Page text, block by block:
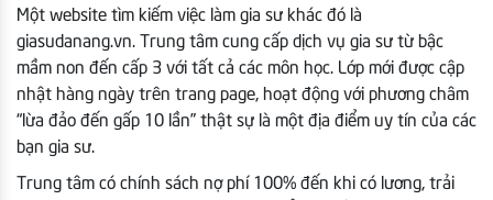
Một website tìm kiếm việc làm gia sư khác đó là
giasudanang.vn. Trung tâm cung cấp dịch vụ gia sư từ bậc
mầm non đến cấp 3 với tất cả các môn học. Lớp mới được cập
nhật hàng ngày trên trang page, hoạt động với phương châm
“lừa đảo đến gấp 10 lần” thật sự là một địa điểm uy tín của các
bạn gia sư.
Trung tâm có chính sách nợ phí 100% đến khi có lương, trải